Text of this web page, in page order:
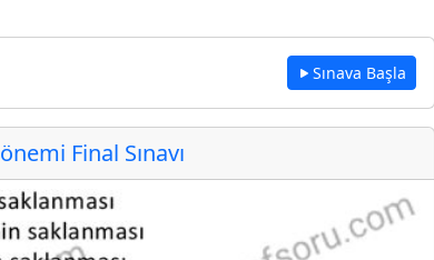
Sınava Başla
Final Sınavı